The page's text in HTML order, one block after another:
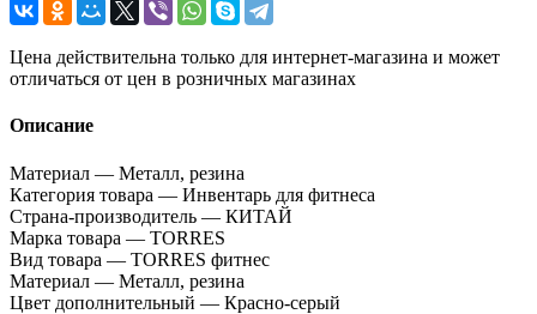
Цена действительна только для интернет-магазина и может
отличаться от цен в розничных магазинах
Описание
Материал — Металл, резина
Категория товара — Инвентарь для фитнеса
Страна-производитель — КИТАЙ
Марка товара — TORRES
Вид товара — TORRES фитнес
Материал — Металл, резина
Цвет дополнительный — Красно-серый